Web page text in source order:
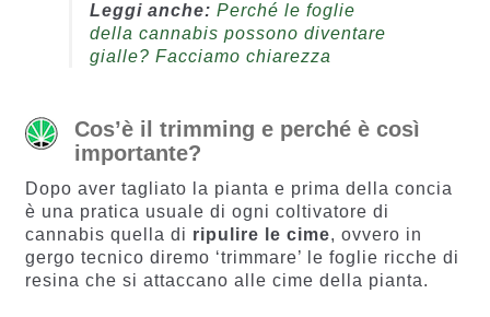
Leggi anche: Perché le foglie
della cannabis possono diventare
gialle? Facciamo chiarezza
Cos’è il trimming e perché è così
importante?
Dopo aver tagliato la pianta e prima della concia
è una pratica usuale di ogni coltivatore di
cannabis quella di ripulire le cime, ovvero in
gergo tecnico diremo ‘trimmare’ le foglie ricche di
resina che si attaccano alle cime della pianta.